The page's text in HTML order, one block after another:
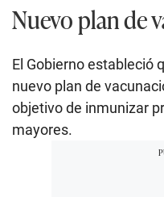
Nuevo plan de
El Gobierno estableció
nuevo plan de
objetivo de inmunizar
mayores.